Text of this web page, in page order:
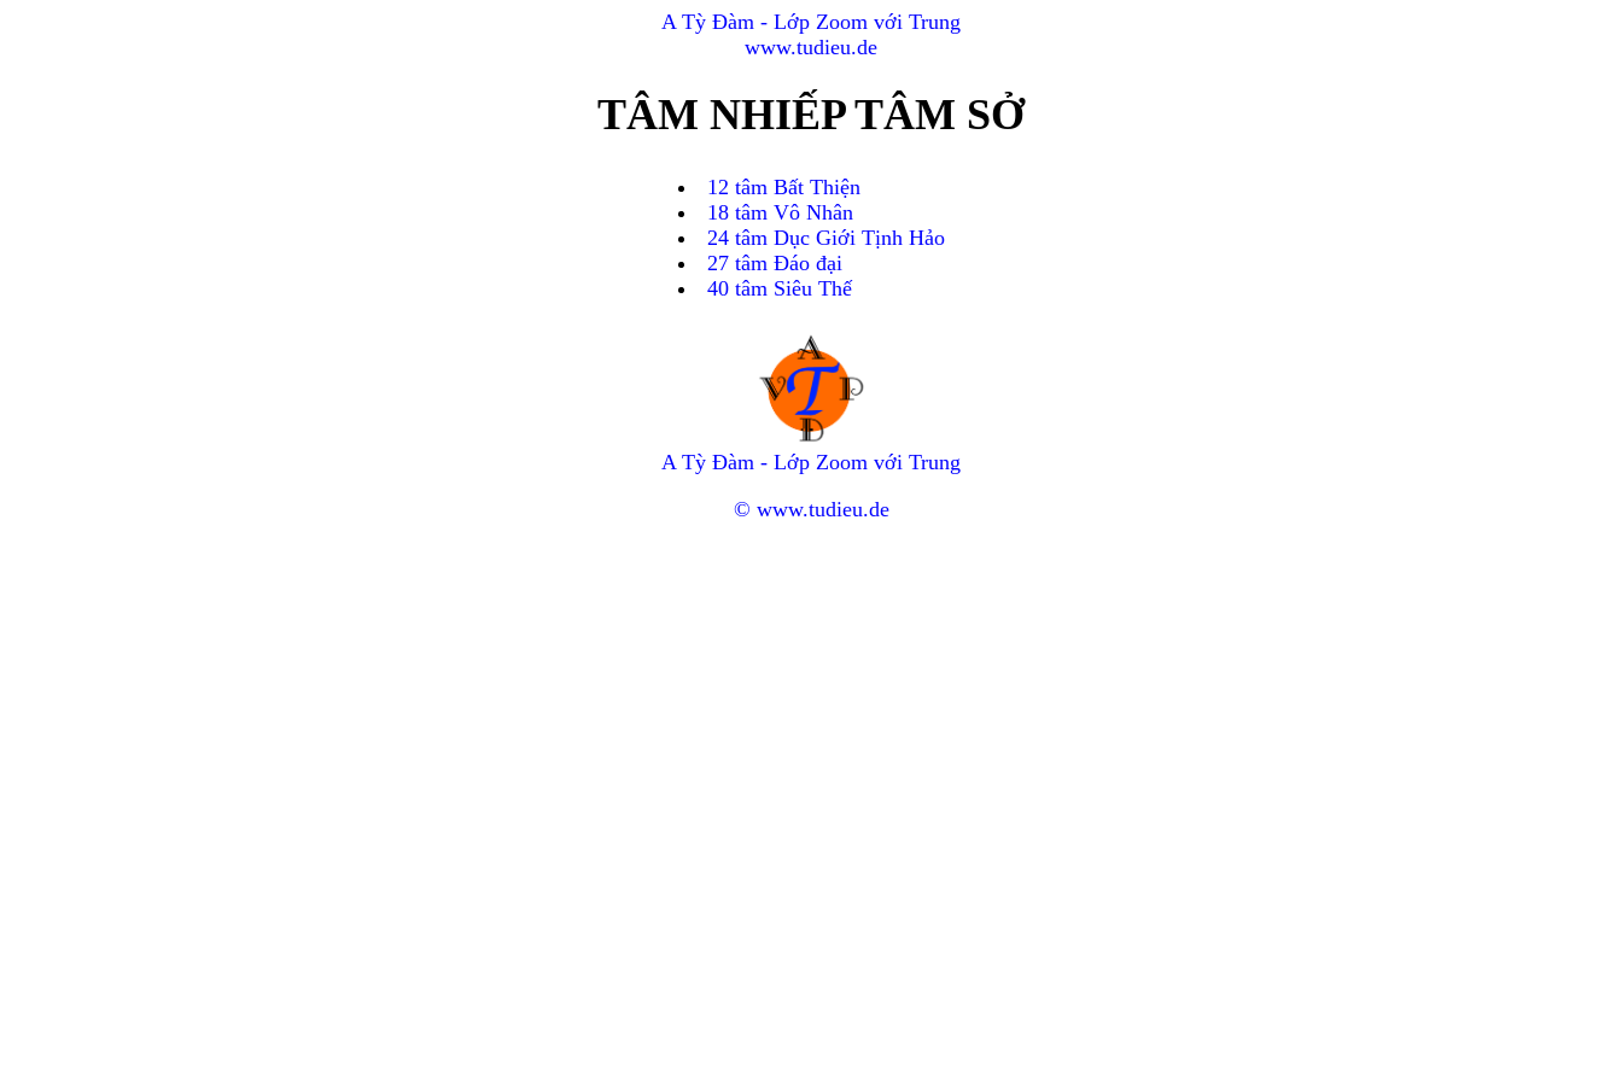
A Tỳ Đàm - Lớp Zoom với Trung
www.tudieu.de
TÂM NHIẾP TÂM SỞ
12 tâm Bất Thiện
18 tâm Vô Nhân
24 tâm Dục Giới Tịnh Hảo
27 tâm Đáo đại
40 tâm Siêu Thế
A Tỳ Đàm - Lớp Zoom với Trung
© www.tudieu.de